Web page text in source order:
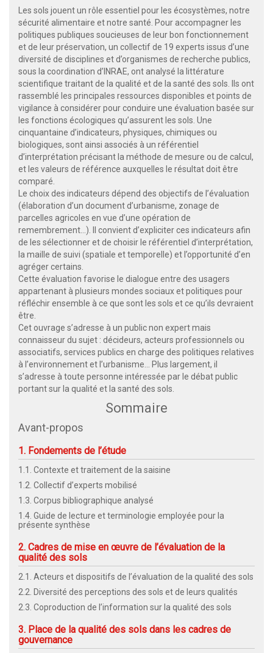
Les sols jouent un rôle essentiel pour les écosystèmes, notre
sécurité alimentaire et notre santé. Pour accompagner les
politiques publiques soucieuses de leur bon fonctionnement
et de leur préservation, un collectif de 19 experts issus d’une
diversité de disciplines et d’organismes de recherche publics,
sous la coordination d’INRAE, ont analysé la littérature
scientifique traitant de la qualité et de la santé des sols. Ils ont
rassemblé les principales ressources disponibles et points de
vigilance à considérer pour conduire une évaluation basée sur
les fonctions écologiques qu’assurent les sols. Une
cinquantaine d’indicateurs, physiques, chimiques ou
biologiques, sont ainsi associés à un référentiel
d’interprétation précisant la méthode de mesure ou de calcul,
et les valeurs de référence auxquelles le résultat doit être
comparé.
Le choix des indicateurs dépend des objectifs de l’évaluation
(élaboration d’un document d’urbanisme, zonage de
parcelles agricoles en vue d’une opération de
remembrement…). Il convient d’expliciter ces indicateurs afin
de les sélectionner et de choisir le référentiel d’interprétation,
la maille de suivi (spatiale et temporelle) et l’opportunité d’en
agréger certains.
Cette évaluation favorise le dialogue entre des usagers
appartenant à plusieurs mondes sociaux et politiques pour
réfléchir ensemble à ce que sont les sols et ce qu’ils devraient
être.
Cet ouvrage s’adresse à un public non expert mais
connaisseur du sujet : décideurs, acteurs professionnels ou
associatifs, services publics en charge des politiques relatives
à l’environnement et l’urbanisme... Plus largement, il
s’adresse à toute personne intéressée par le débat public
portant sur la qualité et la santé des sols.
Sommaire
Avant-propos
1. Fondements de l’étude
1.1. Contexte et traitement de la saisine
1.2. Collectif d’experts mobilisé
1.3. Corpus bibliographique analysé
1.4. Guide de lecture et terminologie employée pour la
présente synthèse
2. Cadres de mise en œuvre de l’évaluation de la
qualité des sols
2.1. Acteurs et dispositifs de l’évaluation de la qualité des sols
2.2. Diversité des perceptions des sols et de leurs qualités
2.3. Coproduction de l’information sur la qualité des sols
3. Place de la qualité des sols dans les cadres de
gouvernance